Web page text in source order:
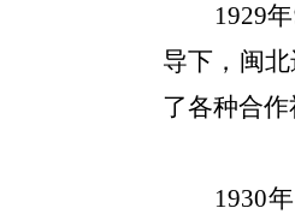
1929年
导下，闽
了各种合
1930年